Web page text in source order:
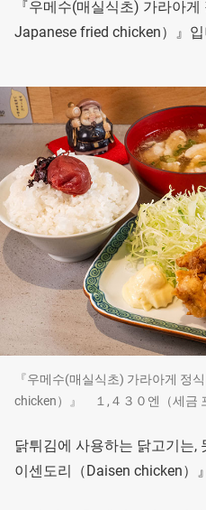
『우메수(매실식초) 가라아
Japanese fried chicken）』
『우메수(매실식초) 가라아게 정
chicken）』 １,４３０엔（세금
닭튀김에 사용하는 닭고기는,
이센도리（Daisen chicken）